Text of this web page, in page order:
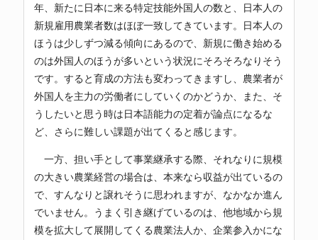
年、新たに日本に来る特定技能外国人の数と、日本人の
新規雇用農業者数はほぼ一致してきています。日本人の
ほうは少しずつ減る傾向にあるので、新規に働き始める
のは外国人のほうが多いという状況にそろそろなりそう
です。すると育成の方法も変わってきますし、農業者が
外国人を主力の労働者にしていくのかどうか、また、そ
うしたいと思う時は日本語能力の定着が論点になるな
ど、さらに難しい課題が出てくると感じます。
一方、担い手として事業継承する際、それなりに規模
の大きい農業経営の場合は、本来なら収益が出ているの
で、すんなりと譲れそうに思われますが、なかなか進ん
でいません。うまく引き継げているのは、他地域から規
模を拡大して展開してくる農業法人か、企業参入かにな